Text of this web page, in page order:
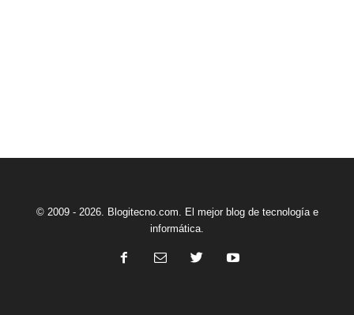
© 2009 - 2026. Blogitecno.com. El mejor blog de tecnología e
informática.